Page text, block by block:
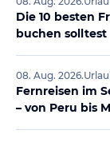
Die 10 besten
buchen solltest
08. Aug. 2026.
Fernreisen im
– von Peru bis